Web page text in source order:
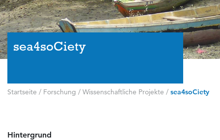
sea4soCiety
Startseite / Forschung / Wissenschaftliche Projekte / sea4soCiety
Hintergrund